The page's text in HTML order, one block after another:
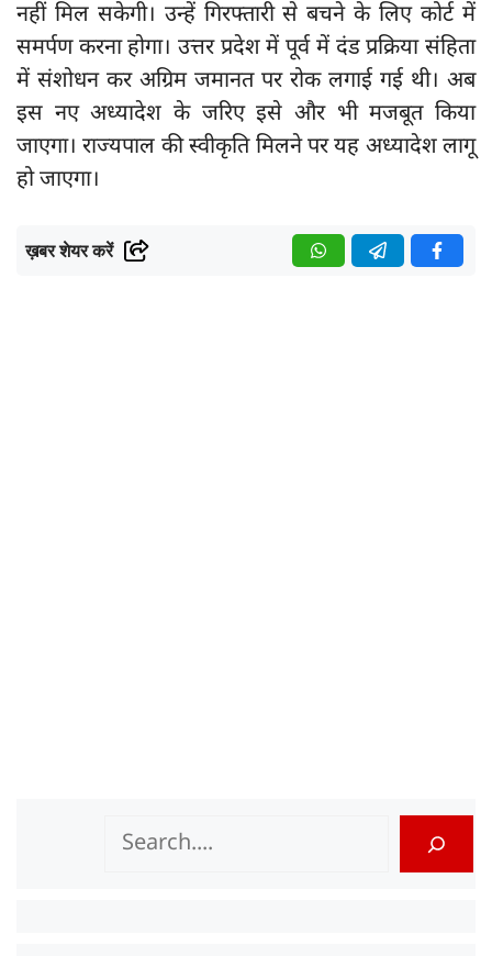
नहीं मिल सकेगी। उन्हें गिरफ्तारी से बचने के लिए कोर्ट में
समर्पण करना होगा। उत्तर प्रदेश में पूर्व में दंड प्रक्रिया संहिता
में संशोधन कर अग्रिम जमानत पर रोक लगाई गई थी। अब
इस नए अध्यादेश के जरिए इसे और भी मजबूत किया
जाएगा। राज्यपाल की स्वीकृति मिलने पर यह अध्यादेश लागू
हो जाएगा।
ख़बर शेयर करें